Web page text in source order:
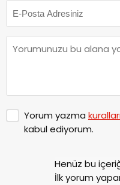
Yorum yazma
kabul ediyorum.
Henüz bu
İlk yorum